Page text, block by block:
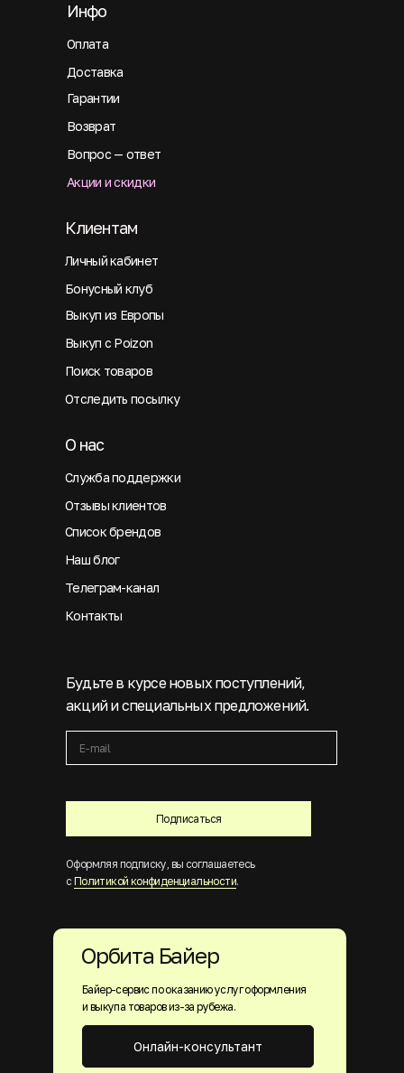
Оплата
Инфо
Подписаться
Будьте в курсе новых поступлений,
акций и специальных предложений.
Оформляя подписку, вы соглашаетесь
с Политикой конфиденциальности.
Доставка
Гарантии
Возврат
Вопрос — ответ
Акции и скидки
Личный кабинет
Клиентам
Бонусный клуб
Выкуп из Европы
Выкуп с Poizon
Поиск товаров
Отследить посылку
Служба поддержки
О нас
Отзывы клиентов
Список брендов
Наш блог
Телеграм-канал
Контакты
Байер-сервис по оказанию услуг оформления
и выкупа товаров из-за рубежа.
Онлайн-консультант
Орбита Байер